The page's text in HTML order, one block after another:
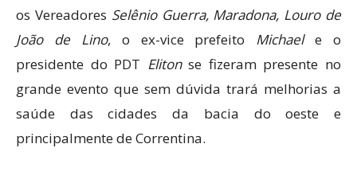
os Vereadores Selênio Guerra, Maradona, Louro de
João de Lino, o ex-vice prefeito Michaele o
presidente do PDT Elitonse fizeram presente no
grande evento que sem dúvida trará melhorias a
saúde das cidades da bacia do oeste e
principalmente de Correntina.